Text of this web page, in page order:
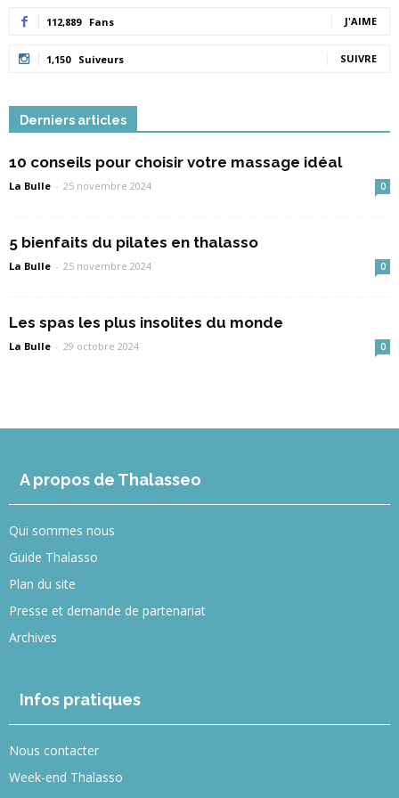
112,889 Fans J'AIME
1,150 Suiveurs SUIVRE
Derniers articles
10 conseils pour choisir votre massage idéal
La Bulle - 25 novembre 2024 0
5 bienfaits du pilates en thalasso
La Bulle - 25 novembre 2024 0
Les spas les plus insolites du monde
La Bulle - 29 octobre 2024 0
A propos de Thalasseo
Qui sommes nous
Guide Thalasso
Plan du site
Presse et demande de partenariat
Archives
Infos pratiques
Nous contacter
Week-end Thalasso